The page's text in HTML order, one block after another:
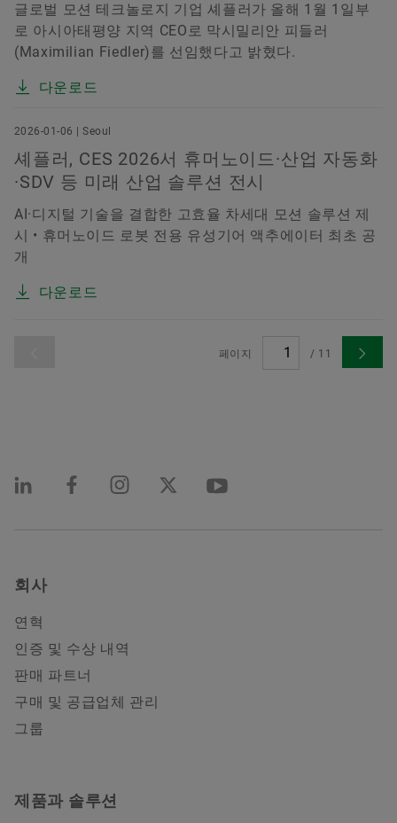
글로벌 모션 테크놀로지 기업 셰플러가 올해 1월 1일부
로 아시아태평양 지역 CEO로 막시밀리안 피들러
(Maximilian Fiedler)를 선임했다고 밝혔다.
다운로드
2026-01-06 | Seoul
셰플러, CES 2026서 휴머노이드·산업 자동화
·SDV 등 미래 산업 솔루션 전시
AI·디지털 기술을 결합한 고효율 차세대 모션 솔루션 제
시 • 휴머노이드 로봇 전용 유성기어 액추에이터 최초 공
개
다운로드
페이지 / 11
회사
연혁
인증 및 수상 내역
판매 파트너
구매 및 공급업체 관리
그룹
제품과 솔루션